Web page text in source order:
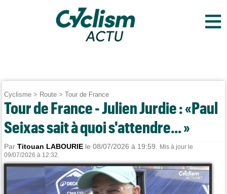
≡
Cyclisme > Route >Tour de France
Tour de France - Julien Jurdie : «Paul
Seixas sait à quoi s'attendre... »
ParTitouan LABOURIE le 08/07/2026 à 19:59.
Mis à jour le
09/07/2026 à 12:32.